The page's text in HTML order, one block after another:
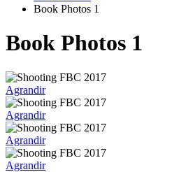
Book Photos 1
Book Photos 1
Agrandir
Agrandir
Agrandir
Agrandir